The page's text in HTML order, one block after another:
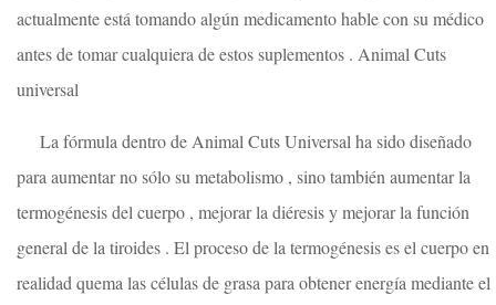
actualmente está tomando algún medicamento hable con su médico
antes de tomar cualquiera de estos suplementos . Animal Cuts
universal
La fórmula dentro de Animal Cuts Universal ha sido diseñado
para aumentar no sólo su metabolismo , sino también aumentar la
termogénesis del cuerpo , mejorar la diéresis y mejorar la función
general de la tiroides . El proceso de la termogénesis es el cuerpo en
realidad quema las células de grasa para obtener energía mediante el